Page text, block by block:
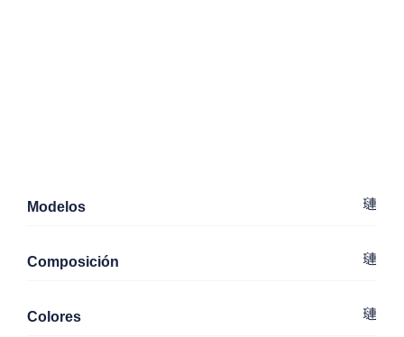
Modelos
Composición
Colores